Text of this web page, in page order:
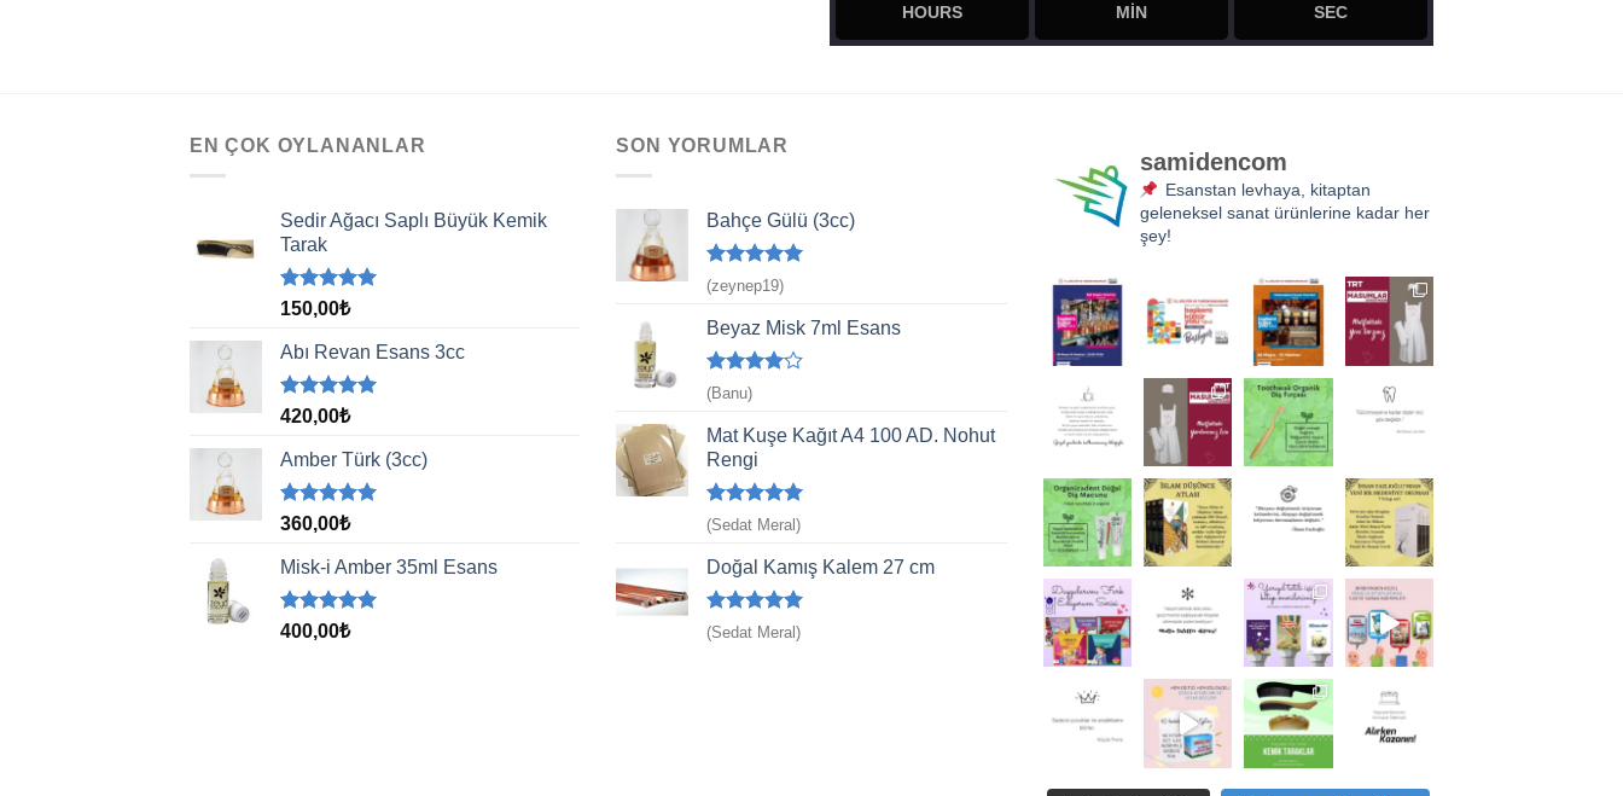
HOURS MIN SEC
EN ÇOK OYLANANLAR
Sedir Ağacı Saplı Büyük Kemik
Tarak
5 üzerinden
aldı
150,00₺
Abı Revan Esans 3cc
5 üzerinden
aldı
420,00₺
Amber Türk (3cc)
5 üzerinden
aldı
360,00₺
Misk-i Amber 35ml Esans
5 üzerinden
400,00₺
SON YORUMLAR
Bahçe Gülü (3cc)
5 üzerinden
5
oy aldı
(zeynep19)
Beyaz Misk 7ml Esans
5
üzerinden
4 oy aldı
(Banu)
Mat Kuşe Kağıt A4 100 AD. Nohut
Rengi
5 üzerinden
5
(Sedat Meral)
Doğal Kamış Kalem 27 cm
5 üzerinden
5
(Sedat Meral)
samidencom
Esanstan levhaya, kitaptan
geleneksel sanat ürünlerine kadar her
şey!